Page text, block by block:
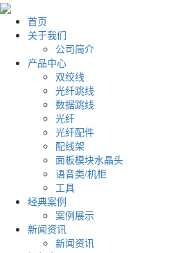
首页
关于我们
公司简介
产品中心
双绞线
光纤跳线
数据跳线
光纤
光纤配件
配线架
面板模块水晶头
语音类/机柜
工具
经典案例
案例展示
新闻资讯
新闻资讯